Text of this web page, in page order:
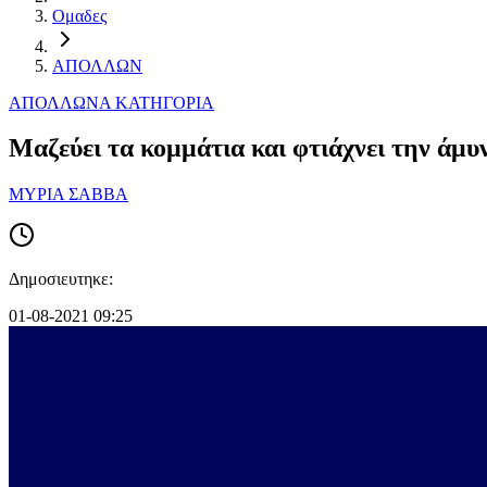
Ομαδες
ΑΠΟΛΛΩΝ
ΑΠΟΛΛΩΝΑ ΚΑΤΗΓΟΡΙΑ
Μαζεύει τα κομμάτια και φτιάχνει την
ΜΥΡΙΑ ΣΑΒΒΑ
Δημοσιευτηκε:
01-08-2021 09:25